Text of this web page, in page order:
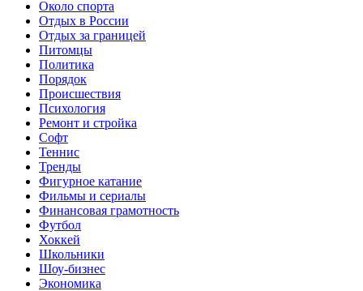
Около спорта
Отдых в России
Отдых за границей
Питомцы
Политика
Порядок
Происшествия
Психология
Ремонт и стройка
Софт
Теннис
Тренды
Фигурное катание
Фильмы и сериалы
Финансовая грамотность
Футбол
Хоккей
Школьники
Шоу-бизнес
Экономика